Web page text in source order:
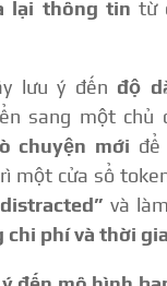
lại thông tin từ
lưu ý đến độ
sang một chủ
chuyện mới để
một cửa sổ
và làm
chi phí và thời